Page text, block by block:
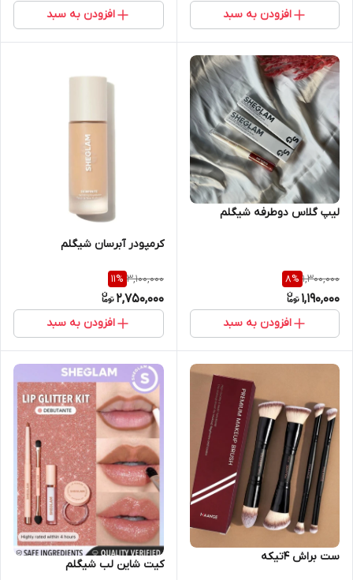
افزودن به سبد افزودن به سبد
لیپ گلاس دوطرفه شیگلم
1,300,000
8%
1,190,000
افزودن به سبد
کرمپودر آبرسان شیگلم
3,100,000
11%
2,750,000
افزودن به سبد
ست براش ۴تیکه
کیت شاین لب شیگلم